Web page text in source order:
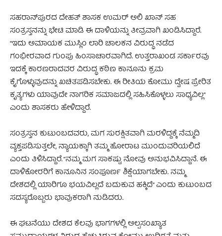
ಸಹರಾನ್‌ಪುರದ ದೇಹತ್ ಶಾಸಕ ಉಮರ್ ಅಲಿ ಖಾನ್ ಸಹ
ಸಂತ್ರಸ್ತನನ್ನು ಭೇಟಿ ಮಾಡಿ ಈ ದಾಳಿಯನ್ನು ತೀವ್ರವಾಗಿ ಖಂಡಿಸಿದ್ದಾರೆ.
“ಇದು ಅಮಾಯಕ ಮುಸ್ಲಿಂ ಲಾರಿ ಚಾಲಕನ ವಿರುದ್ಧ ನಡೆದ
ಗಂಭೀರವಾದ ಗುಂಪು ಹಿಂಸಾಚಾರವಾಗಿದೆ. ಉತ್ತರಾಖಂಡ ಸರ್ಕಾರವು
ಇದಕ್ಕೆ ಕಾರಣರಾದವರ ವಿರುದ್ಧ ಕಠಿಣ ಕಾನೂನು ಕ್ರಮ
ಕೈಗೊಳ್ಳುವುದನ್ನು ಖಚಿತಪಡಿಸಬೇಕು. ಈ ರೀತಿಯ ಕೋಮು ದ್ವೇಷ ಪ್ರೇರಿತ
ಕೃತ್ಯಗಳು ಯಾವುದೇ ನಾಗರಿಕ ಸಮಾಜದಲ್ಲಿ ಸಹಿಸಿಕೊಳ್ಳಲು ಸಾಧ್ಯವಿಲ್ಲ”
ಎಂದು ಶಾಸಕರು ಹೇಳಿದ್ದಾರೆ.
ಸಂತ್ರಸ್ತನ ಕುಟುಂಬದವರು, ಮಗ ಸುರಕ್ಷಿತವಾಗಿ ಮರಳಿದ್ದಕ್ಕೆ ನೆಮ್ಮದಿ
ವ್ಯಕ್ತಪಡಿಸುತ್ತಲೇ, ನ್ಯಾಯಕ್ಕಾಗಿ ತಮ್ಮ ಹೋರಾಟ ಮುಂದುವರಿಯಲಿದೆ
ಎಂದು ತಿಳಿಸಿದ್ದಾರೆ. “ನಮ್ಮ ಮಗ ಸಾಕಷ್ಟು ನೋವು ಅನುಭವಿಸಿದ್ದಾನೆ. ಈ
ದಾಳಿಕೋರರಿಗೆ ಕಾನೂನಿನ ಸಂಪೂರ್ಣ ಶಿಕ್ಷೆಯಾಗಬೇಕು. ನಮ್ಮ
ದೇಶದಲ್ಲಿ ಯಾರಿಗೂ ಭಯವಿಲ್ಲದೆ ಬದುಕುವ ಹಕ್ಕಿದೆ” ಎಂದು ಕುಟುಂಬದ
ಸದಸ್ಯರೊಬ್ಬರು ಭಾವುಕರಾಗಿ ನುಡಿದರು.
ಈ ಘಟನೆಯು ದೇಶದ ಕೆಲವು ಭಾಗಗಳಲ್ಲಿ ಅಲ್ಪಸಂಖ್ಯಾತ